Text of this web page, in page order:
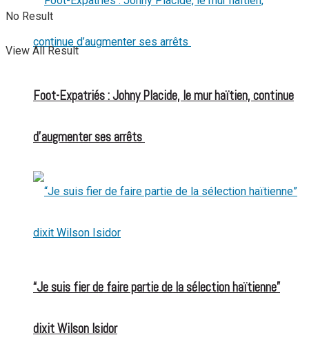
Foot-Expatriés : Johny Placide, le mur haïtien, continue
d’augmenter ses arrêts
“Je suis fier de faire partie de la sélection haïtienne”
dixit Wilson Isidor
No Result
View All Result